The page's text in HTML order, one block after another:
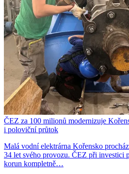
ČEZ za 100 milionů modernizuje
i poloviční průtok
Malá vodní elektrárna Kořensko
34 let svého provozu. ČEZ při investici
korun kompletně…